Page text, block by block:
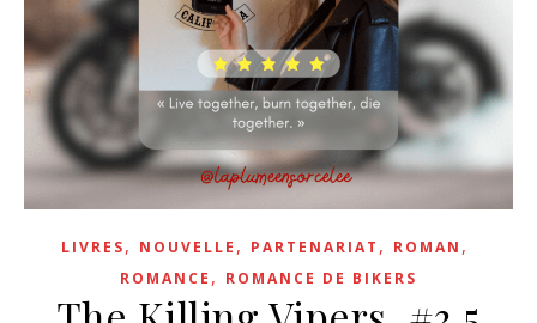
LIVRES, NOUVELLE , PARTENARIAT , ROMAN ,
ROMANCE , ROMANCE DE BIKERS